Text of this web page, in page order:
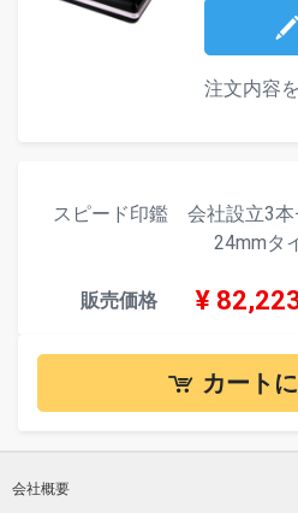
注文内容
スピード印鑑 会社設立3本
24mmタ
販売価格 ¥
カート
会社概要